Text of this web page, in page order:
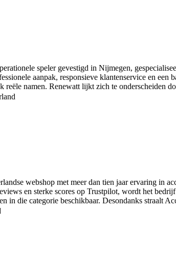
speler gevestigd in Nijmegen,
aanpak, responsieve klantenservice en
namen. Renewatt lijkt zich te onderscheiden
webshop met meer dan tien jaar ervaring in
en sterke scores op Trustpilot, wordt het
in die categorie beschikbaar. Desondanks straalt